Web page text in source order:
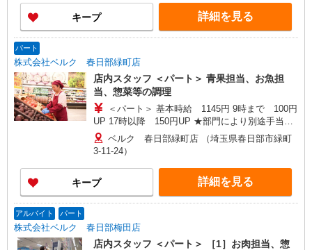
円UP ★鮮魚・惣菜・寿司手当／時給100円
UP（店舗による） ＜アルバイト＞ 時給1063円〜
1330円（店舗による） ★時間帯手当（9:00迄・
★土・日・祝日手当／時給100円〜150円UP（店舗
による）
鴻巣市、越谷市、さいたま市、坂戸市、幸手市、
狭山市、志木市、白岡市、草加市、秩父市、鶴ヶ
島市、所沢市、戸田市、滑川町、新座市、羽生
市、ふじみ野市、本庄市、三郷市、皆野町、三芳
町、毛呂山町、八潮市、寄居町、嵐山町、蕨市 ＜
群馬県＞ 館林市、安中市、太田市、桐生市、高崎
市、富岡市、中之条町、藤岡市、前橋市 ＜栃木県
＞ 足利市、佐野市、野木町 ＜茨城県＞ 古河市、
利根町、取手市、竜ヶ崎市 ＜千葉県＞ 市川市、市
原市、印西市、浦安市、柏市、佐倉市、白井市、
千葉市、富里市、流山市、成田市、野田市、船橋
市、調布市、昭島市、稲城市、青梅市、小平市、
立川市、八王子市、東大和市 ＜神奈川県＞ 小田原
市、相模原市、秦野市、平塚市、藤沢市
キープ 詳細を見る
パート
株式会社ベルク 春日部緑町店
店内スタッフ ＜パート＞ 青果担当、お魚担
当、惣菜等の調理
＜パート＞ 基本時給 1145円 9時まで 100円
UP 17時以降 150円UP ★部門により別途手当が
つく場合あり ※22時以降 基本時給より25％UP
★評価制度で時給UP！ ★パートは日・祝日は更
に時給100円UP！ 上記時間帯は募集時間ではあり
ません。募集時間は勤務時間・曜日欄でご確認く
ださい。
ベルク 春日部緑町店 （埼玉県春日部市緑町
3-11-24）
キープ 詳細を見る
アルバイト パート
株式会社ベルク 春日部梅田店
店内スタッフ ＜パート＞ ［1］お肉担当、惣